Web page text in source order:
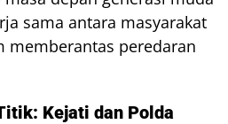
sama antara masyarakat
memberantas peredaran
Kejati dan Polda